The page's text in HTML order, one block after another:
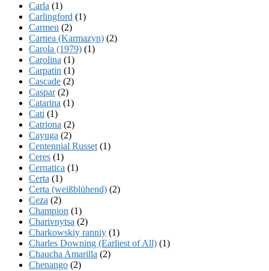
Carla (1)
Carlingford (1)
Carmen (2)
Carnea (Karmazyn) (2)
Carola (1979) (1)
Carolina (1)
Carpatin (1)
Cascade (2)
Caspar(2)
Catarina (1)
Cati (1)
Catriona (2)
Cayuga (2)
Centennial Russet (1)
Ceres (1)
Cernatica (1)
Certa (1)
Certa (weißblühend) (2)
Ceza (2)
Champion (1)
Charivnytsa (2)
Charkowskiy ranniy (1)
Charles Downing (Earliest of All) (1)
Chaucha Amarilla (2)
Chenango (2)